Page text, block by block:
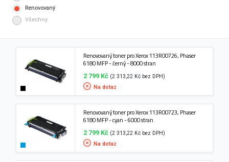
Renovovaný
Všechny
Renovovaný toner pro Xerox 113R00726, Phaser
6180 MFP - černý - 8000 stran
2 799 Kč (2 313,22 Kč bez DPH)
Na dotaz
Renovovaný toner pro Xerox 113R00723, Phaser
6180 MFP - cyan - 6000 stran
2 799 Kč (2 313,22 Kč bez DPH)
Na dotaz